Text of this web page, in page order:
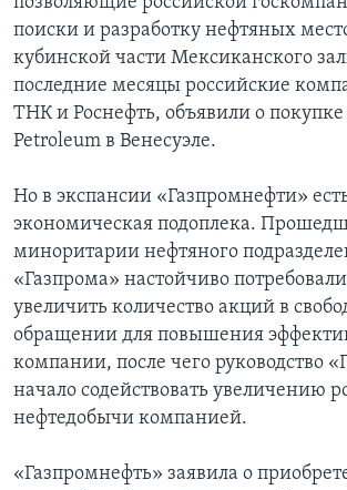
поиски и разработку нефтяных
кубинской части Мексиканского
последние месяцы российские
ТНК и Роснефть, объявили о
Petroleum в Венесуэле.
Но в экспансии «Газпромнефти»
экономическая подоплека.
миноритарии нефтяного
«Газпрома» настойчиво
увеличить количество акций в
обращении для повышения
компании, после чего руководство
начало содействовать увеличению
нефтедобычи компанией.
«Газпромнефть» заявила о